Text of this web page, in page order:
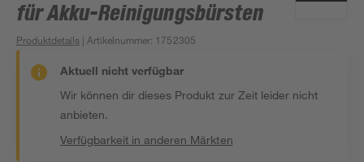
für Akku-Reinigungsbürsten
Produktdetails | Artikelnummer: 1752305
Aktuell nicht verfügbar
Wir können dir dieses Produkt zur Zeit leider nicht
anbieten.
Verfügbarkeit in anderen Märkten